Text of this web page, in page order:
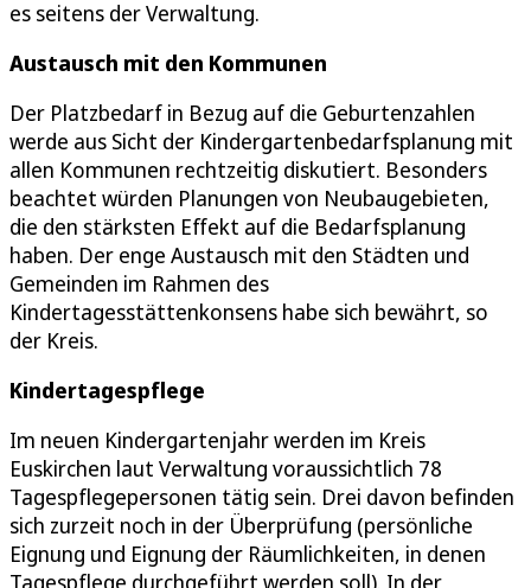
es seitens der Verwaltung.
Austausch mit den Kommunen
Der Platzbedarf in Bezug auf die Geburtenzahlen
werde aus Sicht der Kindergartenbedarfsplanung mit
allen Kommunen rechtzeitig diskutiert. Besonders
beachtet würden Planungen von Neubaugebieten,
die den stärksten Effekt auf die Bedarfsplanung
haben. Der enge Austausch mit den Städten und
Gemeinden im Rahmen des
Kindertagesstättenkonsens habe sich bewährt, so
der Kreis.
Kindertagespflege
Im neuen Kindergartenjahr werden im Kreis
Euskirchen laut Verwaltung voraussichtlich 78
Tagespflegepersonen tätig sein. Drei davon befinden
sich zurzeit noch in der Überprüfung (persönliche
Eignung und Eignung der Räumlichkeiten, in denen
Tagespflege durchgeführt werden soll). In der